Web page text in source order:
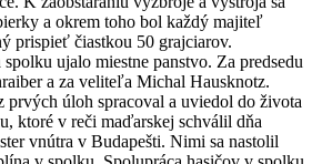
a okrem toho bol každý majiteľ
prispieť čiastkou 50 grajciarov.
ujalo miestne panstvo. Za predsedu
a za veliteľa Michal Hausknotz.
úloh spracoval a uviedol do života
ktoré v reči maďarskej schválil dňa
vnútra v Budapešti. Nimi sa nastolil